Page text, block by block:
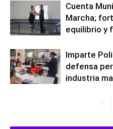
Cuenta
Marcha;
equilibrio y
Imparte
defensa
industria